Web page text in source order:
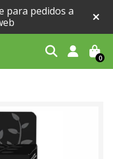
para pedidos a
Buscar 0